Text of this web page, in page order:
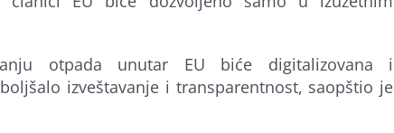
otpada unutar EU biće digitalizovana i
izveštavanje i transparentnost, saopštio je